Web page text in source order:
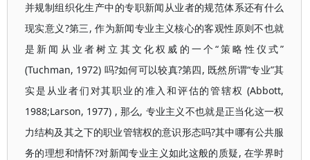
并规制组织化生产中的专职新闻从业者的规范体系还有什么
现实意义?第三, 作为新闻专业主义核心的客观性原则不也就
是新闻从业者树立其文化权威的一个“策略性仪式”
(Tuchman, 1972) 吗?如何可以较真?第四, 既然所谓“专业”其
实是从业者们对其职业的准入和评估的管辖权 (Abbott,
1988;Larson, 1977) , 那么, 专业主义不也就是正当化这一权
力结构及其之下的职业管辖权的意识形态吗?其中哪有公共服
务的理想和情怀?对新闻专业主义如此这般的质疑, 在学界时